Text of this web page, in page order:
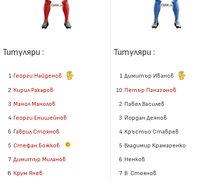
Титуляри :
1 Георги Найденов
2 Кирил Ракаров
3 Манол Манолов
4 Георги Енишейнов
6 Гаврил Стоянов
5 Стефан Божков
7 Димитър Миланов
8 Крум Янев
Титуляри :
1 Димитър Иванов
10 Петър Панагонов
2 Павел Василев
3 Йордан Деянов
4 Кръстьо Ставрев
5 Владимир Крамаренко
6 Ненков
7 В. Стоянов